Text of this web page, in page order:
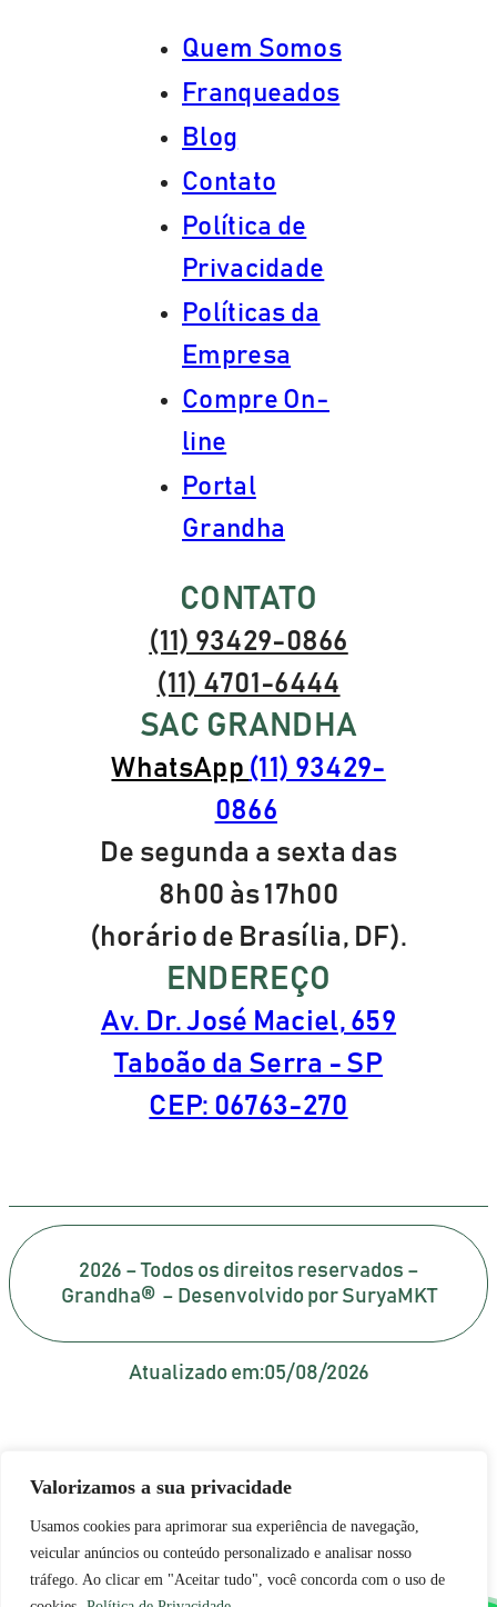
Valorizamos a sua privacidade
Usamos cookies para aprimorar sua experiência de navegação,
veicular anúncios ou conteúdo personalizado e analisar nosso
tráfego. Ao clicar em "Aceitar tudo", você concorda com o uso de
Quem Somos
Franqueados
Blog
Contato
Política de
Privacidade
Políticas da
Empresa
Compre On-
line
Portal
Grandha
CONTATO
(11) 93429-0866
(11) 4701-6444
SAC GRANDHA
WhatsApp (11) 93429-
0866
De segunda a sexta das
8h00 às 17h00
(horário de Brasília, DF).
ENDEREÇO
Av. Dr. José Maciel, 659
Taboão da Serra - SP
CEP: 06763-270
2026 – Todos os direitos reservados –
Grandha® – Desenvolvido por SuryaMKT
Atualizado em:05/08/2026